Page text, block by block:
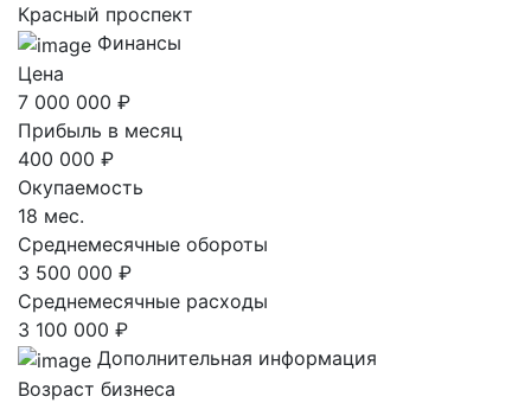
Красный проспект
Финансы
Цена
7 000 000 ₽
Прибыль в месяц
400 000 ₽
Окупаемость
18 мес.
Среднемесячные обороты
3 500 000 ₽
Среднемесячные расходы
3 100 000 ₽
Дополнительная информация
Возраст бизнеса